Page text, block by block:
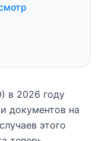
в 2026 году
документов на
этого